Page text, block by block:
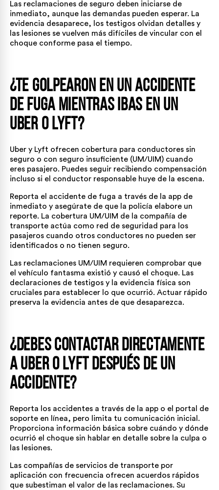
Las reclamaciones de seguro deben iniciarse de
inmediato, aunque las demandas pueden esperar. La
evidencia desaparece, los testigos olvidan detalles y
las lesiones se vuelven más difíciles de vincular con el
choque conforme pasa el tiempo.
¿Te golpearon en un accidente
de fuga mientras ibas en un
Uber o Lyft?
Uber y Lyft ofrecen cobertura para conductores sin
seguro o con seguro insuficiente (UM/UIM) cuando
eres pasajero. Puedes seguir recibiendo compensación
incluso si el conductor responsable huye de la escena.
Reporta el accidente de fuga a través de la app de
inmediato y asegúrate de que la policía elabore un
reporte. La cobertura UM/UIM de la compañía de
transporte actúa como red de seguridad para los
pasajeros cuando otros conductores no pueden ser
identificados o no tienen seguro.
Las reclamaciones UM/UIM requieren comprobar que
el vehículo fantasma existió y causó el choque. Las
declaraciones de testigos y la evidencia física son
cruciales para establecer lo que ocurrió. Actuar rápido
preserva la evidencia antes de que desaparezca.
¿Debes contactar directamente
a Uber o Lyft después de un
accidente?
Reporta los accidentes a través de la app o el portal de
soporte en línea, pero limita tu comunicación inicial.
Proporciona información básica sobre cuándo y dónde
ocurrió el choque sin hablar en detalle sobre la culpa o
las lesiones.
Las compañías de servicios de transporte por
aplicación con frecuencia ofrecen acuerdos rápidos
que subestiman el valor de las reclamaciones. Su